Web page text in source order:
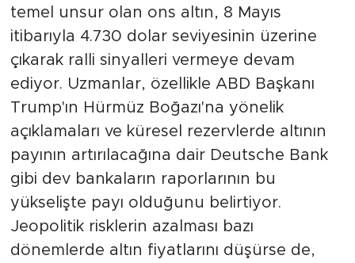
temel unsur olan ons altın, 8 Mayıs
itibarıyla 4.730 dolar seviyesinin üzerine
çıkarak ralli sinyalleri vermeye devam
ediyor. Uzmanlar, özellikle ABD Başkanı
Trump'ın Hürmüz Boğazı'na yönelik
açıklamaları ve küresel rezervlerde altının
payının artırılacağına dair Deutsche Bank
gibi dev bankaların raporlarının bu
yükselişte payı olduğunu belirtiyor.
Jeopolitik risklerin azalması bazı
dönemlerde altın fiyatlarını düşürse de,